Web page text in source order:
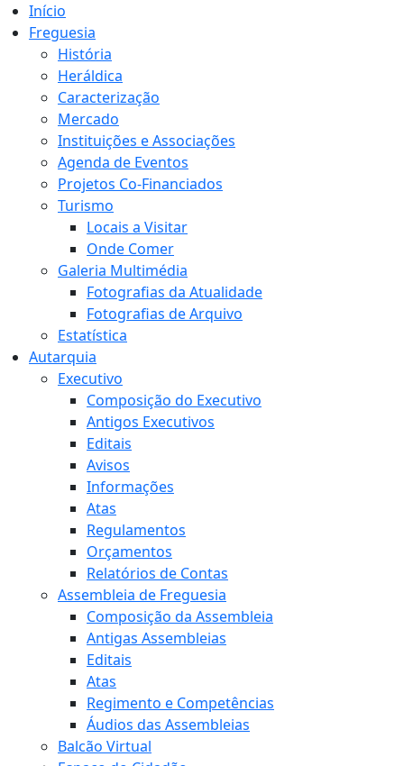
Início
Freguesia
História
Heráldica
Caracterização
Mercado
Instituições e Associações
Agenda de Eventos
Projetos Co-Financiados
Turismo
Locais a Visitar
Onde Comer
Galeria Multimédia
Fotografias da Atualidade
Fotografias de Arquivo
Estatística
Autarquia
Executivo
Composição do Executivo
Antigos Executivos
Editais
Avisos
Informações
Atas
Regulamentos
Orçamentos
Relatórios de Contas
Assembleia de Freguesia
Composição da Assembleia
Antigas Assembleias
Editais
Atas
Regimento e Competências
Áudios das Assembleias
Balcão Virtual